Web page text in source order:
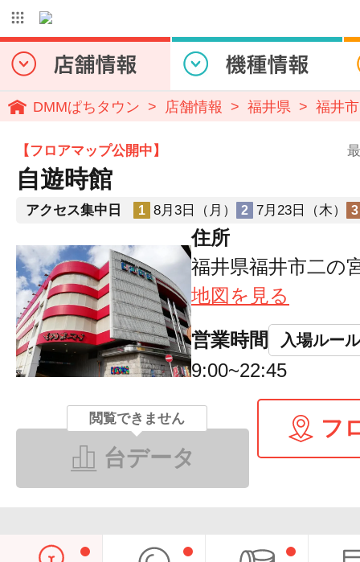
DMMぱちタウン 店舗情報 福井県 福井市
【フロアマップ公開中】
自遊時館
アクセス集中日 1 8月3日（月） 2 7月23日（木） 3
住所
福井県福井市二の
地図を見る
営業時間 入場ルール
9:00~22:45
閲覧できません
台データ
フ